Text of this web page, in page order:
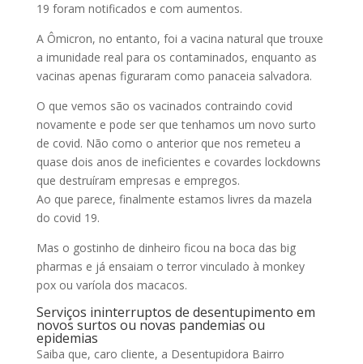
19 foram notificados e com aumentos.
A Ômicron, no entanto, foi a vacina natural que trouxe
a imunidade real para os contaminados, enquanto as
vacinas apenas figuraram como panaceia salvadora.
O que vemos são os vacinados contraindo covid
novamente e pode ser que tenhamos um novo surto
de covid. Não como o anterior que nos remeteu a
quase dois anos de ineficientes e covardes lockdowns
que destruíram empresas e empregos.
Ao que parece, finalmente estamos livres da mazela
do covid 19.
Mas o gostinho de dinheiro ficou na boca das big
pharmas e já ensaiam o terror vinculado à monkey
pox ou varíola dos macacos.
Serviços ininterruptos de desentupimento em
novos surtos ou novas pandemias ou
epidemias
Saiba que, caro cliente, a Desentupidora Bairro